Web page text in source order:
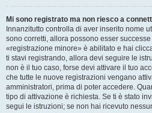
Mi sono registrato ma non riesco a
Innanzitutto controlla di aver inserito nome
sono corretti, allora possono esser
«registrazione minore» è abilitato e hai
ti stavi registrando, allora devi seguire le
non è il tuo caso, forse devi attivare il tuo
che tutte le nuove registrazioni vengano
amministratori, prima di poter accedere.
tipo di attivazione è richiesta. Se ti è stato
segui le istruzioni; se non hai ricevuto